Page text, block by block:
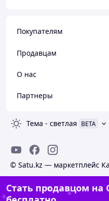
Покупателям
Продавцам
О нас
Партнеры
Тема - светлая BETA
© Satu.kz — маркетплейс
Стать продавцом на